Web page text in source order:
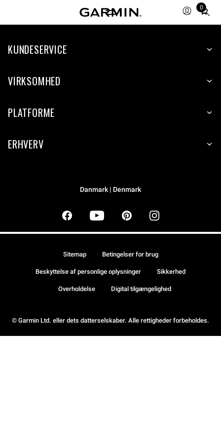
0
Total
items
cart:
KUNDESERVICE
VIRKSOMHED
PLATFORME
ERHVERV
Danmark | Denmark
© Garmin Ltd. eller dets datterselskaber. Alle rettigheder forbeholdes.
Sitemap Betingelser for brug
Beskyttelse af personlige oplysninger Sikkerhed
Overholdelse Digital tilgængelighed